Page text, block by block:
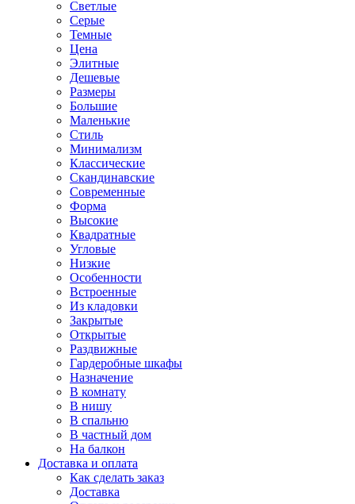
Светлые
Серые
Темные
Цена
Элитные
Дешевые
Размеры
Большие
Маленькие
Стиль
Минимализм
Классические
Скандинавские
Современные
Форма
Высокие
Квадратные
Угловые
Низкие
Особенности
Встроенные
Из кладовки
Закрытые
Открытые
Раздвижные
Гардеробные шкафы
Назначение
В комнату
В нишу
В спальню
В частный дом
На балкон
Доставка и оплата
Как сделать заказ
Доставка